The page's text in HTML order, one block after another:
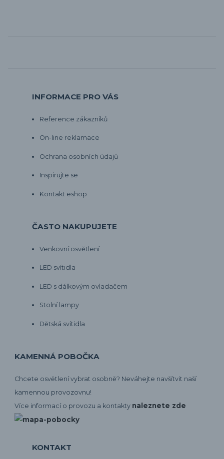
INFORMACE PRO VÁS
Reference zákazníků
On-line reklamace
Ochrana osobních údajů
Inspirujte se
Kontakt eshop
ČASTO NAKUPUJETE
Venkovní osvětlení
LED svítidla
LED s dálkovým ovladačem
Stolní lampy
Dětská svítidla
KAMENNÁ POBOČKA
Chcete osvětlení vybrat osobně? Neváhejte navšítvit naší
kamennou provozovnu!
Více informací o provozu a kontakty naleznete zde
KONTAKT